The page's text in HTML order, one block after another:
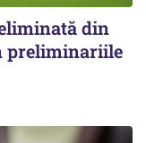
din
preliminariile